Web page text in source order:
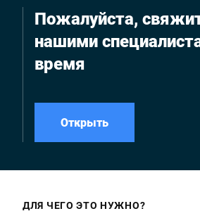
Пожалуйста,
нашими
время
Открыть
ДЛЯ ЧЕГО ЭТО НУЖНО?